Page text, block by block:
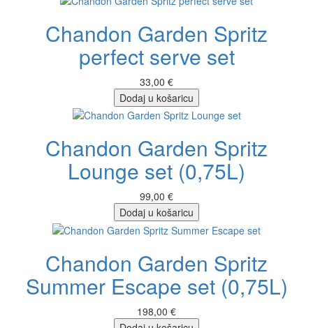
Chandon Garden Spritz
perfect serve set
33,00 €
Dodaj u košaricu
Chandon Garden Spritz
Lounge set (0,75L)
99,00 €
Dodaj u košaricu
Chandon Garden Spritz
Summer Escape set (0,75L)
198,00 €